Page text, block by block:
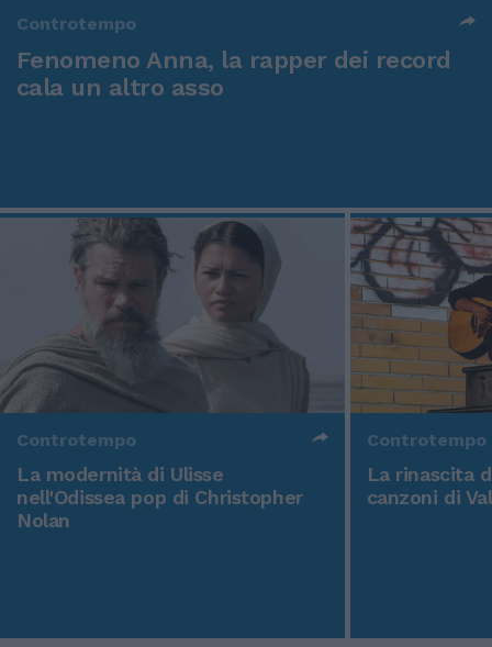
Controtempo
Fenomeno Anna, la rapper dei record
cala un altro asso
Controtempo
La modernità di Ulisse
nell'Odissea pop di Christopher
Nolan
Controtempo
La rinascita
canzoni di